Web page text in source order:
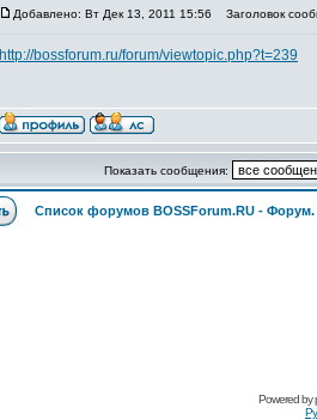
Добавлено: Вт Дек 13, 2011 15:56 Заголовок
http://bossforum.ru/forum/viewtopic.php?t=239
Показать сообщения:
Список форумов BOSSForum.RU -
Pоwerеd by